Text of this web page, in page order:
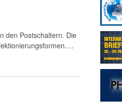
den Postschaltern. Die